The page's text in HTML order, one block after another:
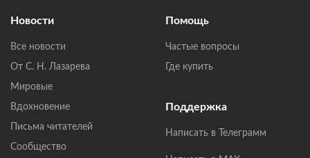
Новости
Все новости
От С. Н. Лазарева
Мировые
Вдохновение
Письма читателей
Сообщество
Помощь
Частые вопросы
Где купить
Поддержка
Написать в Телеграмм